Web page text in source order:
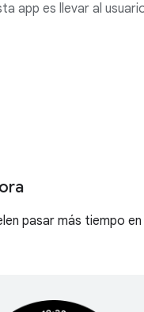
app es llevar al
pasar más tiempo